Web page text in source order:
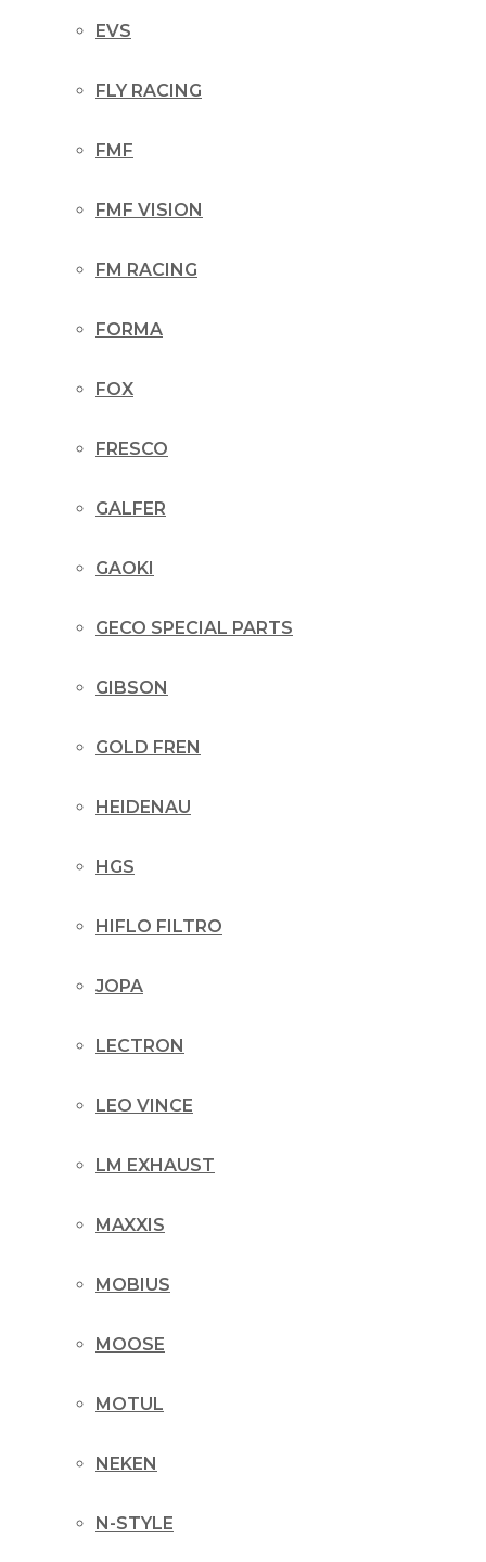
EVS
FLY RACING
FMF
FMF VISION
FM RACING
FORMA
FOX
FRESCO
GALFER
GAOKI
GECO SPECIAL PARTS
GIBSON
GOLD FREN
HEIDENAU
HGS
HIFLO FILTRO
JOPA
LECTRON
LEO VINCE
LM EXHAUST
MAXXIS
MOBIUS
MOOSE
MOTUL
NEKEN
N-STYLE